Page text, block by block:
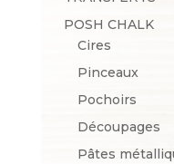
POSH CHALK
Cires
Pinceaux
Pochoirs
Découpages
Pâtes